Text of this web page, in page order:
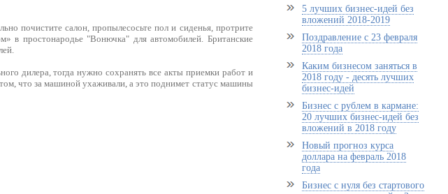
почистите салон, пропылесосьте пол и сиденья, протрите
в простонародье "Вонючка" для автомобилей. Британские
дилера, тогда нужно сохранять все акты приемки работ и
что за машиной ухаживали, а это поднимет статус машины
5 лучших бизнес-идей без
вложений 2018-2019
Поздравление с 23 февраля
2018 года
Каким бизнесом заняться в
2018 году - десять лучших
бизнес-идей
Бизнес с рублем в кармане:
20 лучших бизнес-идей без
вложений в 2018 году
Новый прогноз курса
доллара на февраль 2018
года
Бизнес с нуля без стартового